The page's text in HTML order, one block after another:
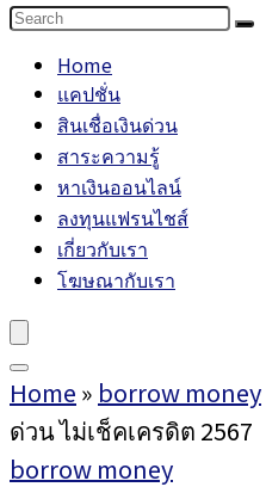
Home
แคปชั่น
สินเชื่อเงินด่วน
สาระความรู้
หาเงินออนไลน์
ลงทุนแฟรนไชส์
เกี่ยวกับเรา
โฆษณากับเรา
Home » borrow money
ด่วน ไม่เช็คเครดิต 2567
borrow money